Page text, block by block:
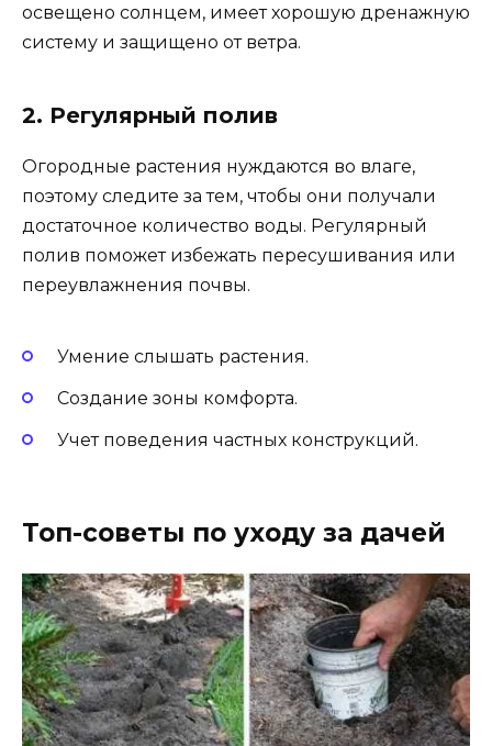
освещено солнцем, имеет хорошую дренажную
систему и защищено от ветра.
2. Регулярный полив
Огородные растения нуждаются во влаге,
поэтому следите за тем, чтобы они получали
достаточное количество воды. Регулярный
полив поможет избежать пересушивания или
переувлажнения почвы.
Умение слышать растения.
Создание зоны комфорта.
Учет поведения частных конструкций.
Топ-советы по уходу за дачей